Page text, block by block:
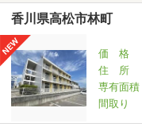
香川県高松市林町
価 格
住 所
専有面積
間取り